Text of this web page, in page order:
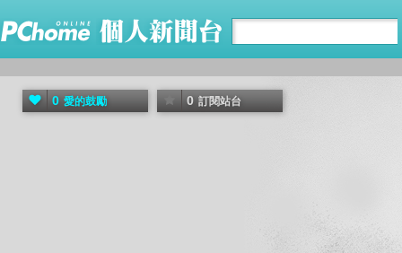
0 愛的鼓勵 0 訂閱站台